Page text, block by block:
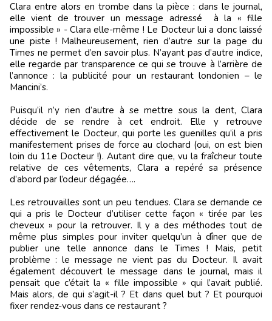
Clara entre alors en trombe dans la pièce : dans le journal,
elle vient de trouver un message adressé à la « fille
impossible » - Clara elle-même ! Le Docteur lui a donc laissé
une piste ! Malheureusement, rien d’autre sur la page du
Times ne permet d’en savoir plus. N’ayant pas d’autre indice,
elle regarde par transparence ce qui se trouve à l’arrière de
l’annonce : la publicité pour un restaurant londonien – le
Mancini’s.
Puisqu’il n’y rien d’autre à se mettre sous la dent, Clara
décide de se rendre à cet endroit. Elle y retrouve
effectivement le Docteur, qui porte les guenilles qu’il a pris
manifestement prises de force au clochard (oui, on est bien
loin du 11e Docteur !). Autant dire que, vu la fraîcheur toute
relative de ces vêtements, Clara a repéré sa présence
d’abord par l’odeur dégagée….
Les retrouvailles sont un peu tendues. Clara se demande ce
qui a pris le Docteur d’utiliser cette façon « tirée par les
cheveux » pour la retrouver. Il y a des méthodes tout de
même plus simples pour inviter quelqu’un à dîner que de
publier une telle annonce dans le Times ! Mais, petit
problème : le message ne vient pas du Docteur. Il avait
également découvert le message dans le journal, mais il
pensait que c’était la « fille impossible » qui l’avait publié.
Mais alors, de qui s’agit-il ? Et dans quel but ? Et pourquoi
fixer rendez-vous dans ce restaurant ?